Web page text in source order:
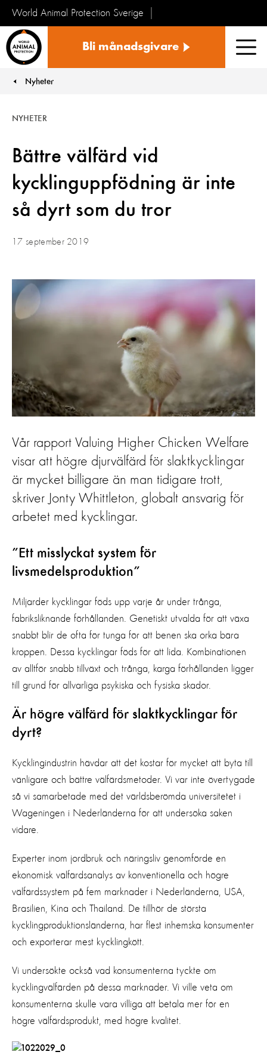
World Animal Protection Sverige
Bli månadsgivare
You are here:
Nyheter
Bättre välfärd vid
kycklinguppfödning är inte
så dyrt som du tror
NYHETER
17 september 2019
Vår rapport Valuing Higher Chicken Welfare
visar att högre djurvälfärd för slaktkycklingar
är mycket billigare än man tidigare trott,
skriver Jonty Whittleton, globalt ansvarig för
arbetet med kycklingar.
”Ett misslyckat system för
livsmedelsproduktion”
Miljarder kycklingar föds upp varje år under trånga,
fabriksliknande förhållanden. Genetiskt utvalda för att växa
snabbt blir de ofta för tunga för att benen ska orka bära
kroppen. Dessa kycklingar föds för att lida. Kombinationen
av alltför snabb tillväxt och trånga, karga förhållanden ligger
till grund för allvarliga psykiska och fysiska skador.
Är högre välfärd för slaktkycklingar för
dyrt?
Kycklingindustrin hävdar att det kostar för mycket att byta till
vänligare och bättre välfärdsmetoder. Vi var inte övertygade
så vi samarbetade med det världsberömda universitetet i
Wageningen i Nederländerna för att undersöka saken
vidare.
Experter inom jordbruk och näringsliv genomförde en
ekonomisk välfärdsanalys av konventionella och högre
välfärdssystem på fem marknader i Nederländerna, USA,
Brasilien, Kina och Thailand. De tillhör de största
kycklingproduktionsländerna, har flest inhemska konsumenter
och exporterar mest kycklingkött.
Vi undersökte också vad konsumenterna tyckte om
kycklingvälfärden på dessa marknader. Vi ville veta om
konsumenterna skulle vara villiga att betala mer för en
högre välfärdsprodukt, med högre kvalitet.